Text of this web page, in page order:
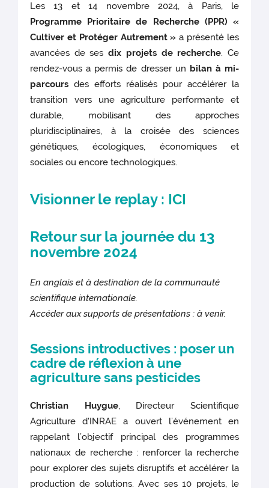
Les 13 et 14 novembre 2024, à Paris, le
Programme Prioritaire de Recherche (PPR) «
Cultiver et Protéger Autrement » a présenté les
avancées de sesdix projets de recherche. Ce
rendez-vous a permis de dresser un bilan à mi-
parcours des efforts réalisés pour accélérer la
transition vers une agriculture performante et
durable, mobilisant des approches
pluridisciplinaires, à la croisée des sciences
génétiques, écologiques, économiques et
sociales ou encore technologiques.
Visionner le replay : ICI
Retour sur la journée du 13
novembre 2024
En anglais et à destination de la communauté
scientifique internationale.
Accéder aux supports de présentations : à venir.
Sessions introductives : poser un
cadre de réflexion à une
agriculture sans pesticides
Christian Huygue, Directeur Scientifique
Agriculture d'INRAE a ouvert l’événement en
rappelant l’objectif principal des programmes
nationaux de recherche : renforcer la recherche
pour explorer des sujets disruptifs et accélérer la
production de solutions. Avec ses 10 projets, le